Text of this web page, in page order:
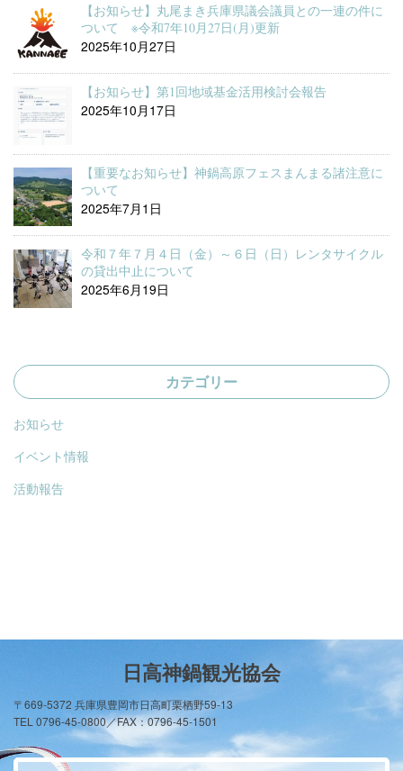
【お知らせ】丸尾まき兵庫県議会議員との一連の件に
ついて ※令和7年10月27日(月)更新
2025年10月27日
【お知らせ】第1回地域基金活用検討会報告
2025年10月17日
【重要なお知らせ】神鍋高原フェスまんまる諸注意に
ついて
2025年7月1日
令和７年７月４日（金）～６日（日）レンタサイクル
の貸出中止について
2025年6月19日
カテゴリー
お知らせ
イベント情報
活動報告
日高神鍋観光協会
〒669-5372 兵庫県豊岡市日高町栗栖野59-13
TEL 0796-45-0800／FAX：0796-45-1501